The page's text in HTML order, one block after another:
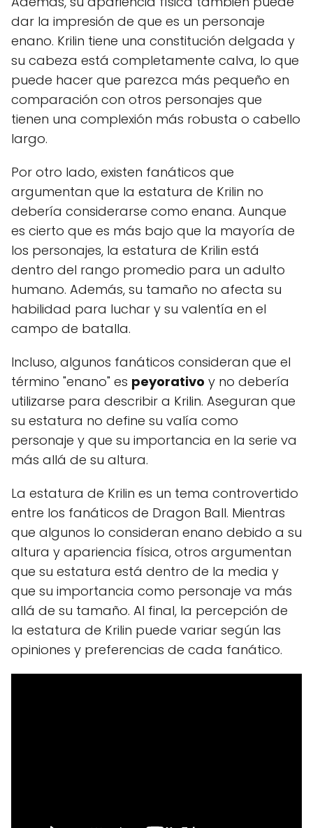
dar la impresión de que es un personaje
enano. Krilin tiene una constitución delgada y
su cabeza está completamente calva, lo que
puede hacer que parezca más pequeño en
comparación con otros personajes que
tienen una complexión más robusta o cabello
largo.
Por otro lado, existen fanáticos que
argumentan que la estatura de Krilin no
debería considerarse como enana. Aunque
es cierto que es más bajo que la mayoría de
los personajes, la estatura de Krilin está
dentro del rango promedio para un adulto
humano. Además, su tamaño no afecta su
habilidad para luchar y su valentía en el
campo de batalla.
Incluso, algunos fanáticos consideran que el
término "enano" es peyorativo y no debería
utilizarse para describir a Krilin. Aseguran que
su estatura no define su valía como
personaje y que su importancia en la serie va
más allá de su altura.
La estatura de Krilin es un tema controvertido
entre los fanáticos de Dragon Ball. Mientras
que algunos lo consideran enano debido a su
altura y apariencia física, otros argumentan
que su estatura está dentro de la media y
que su importancia como personaje va más
allá de su tamaño. Al final, la percepción de
la estatura de Krilin puede variar según las
opiniones y preferencias de cada fanático.